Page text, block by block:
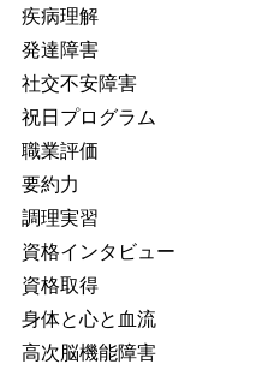
疾病理解
発達障害
社交不安障害
祝日プログラム
職業評価
要約力
調理実習
資格インタビュー
資格取得
身体と心と血流
高次脳機能障害